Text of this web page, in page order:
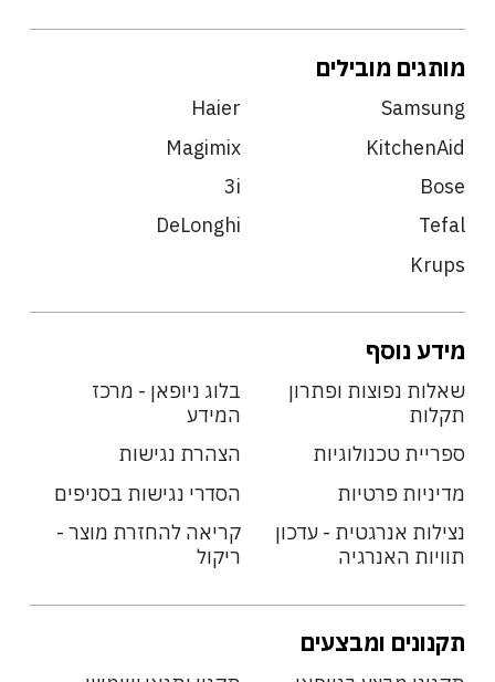
מותגים מובילים
Samsung
Haier
KitchenAid
Magimix
Bose
3i
Tefal
DeLonghi
Krups
מידע נוסף
שאלות נפוצות ופתרון
תקלות
בלוג ניופאן - מרכז
המידע
ספריית טכנולוגיות
הצהרת נגישות
מדיניות פרטיות
הסדרי נגישות בסניפים
נצילות אנרגטית - עדכון
תוויות האנרגיה
קריאה להחזרת מוצר -
ריקול
תקנונים ומבצעים